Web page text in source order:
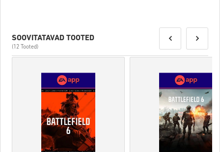
SOOVITATAVAD TOOTED
(12 Tooted)